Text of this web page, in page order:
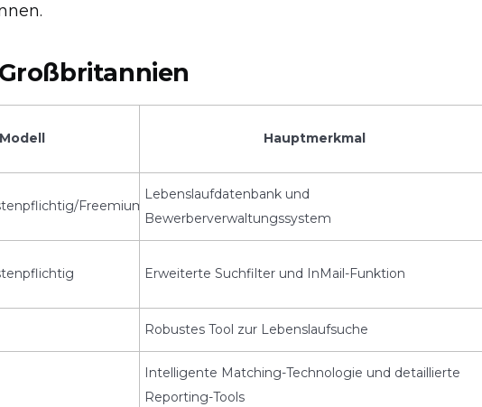
Modell Hauptmerkmal
Freemium
Lebenslaufdatenbank und
Bewerberverwaltungssystem
Erweiterte Suchfilter und InMail-Funktion
Robustes Tool zur Lebenslaufsuche
Intelligente Matching-Technologie und detaillierte
Reporting-Tools